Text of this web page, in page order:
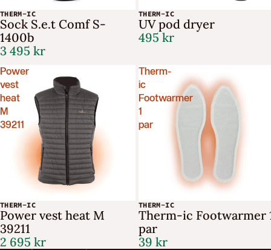
THERM-IC
Sock S.e.t Comf S-
1400b
3 495 kr
THERM-IC
UV pod dryer
495 kr
Power
vest
heat
M
39211
THERM-IC
Power vest heat M
39211
2 695 kr
Therm-
ic
Footwarmer
1
par
THERM-IC
Therm-ic Footwarmer
par
39 kr